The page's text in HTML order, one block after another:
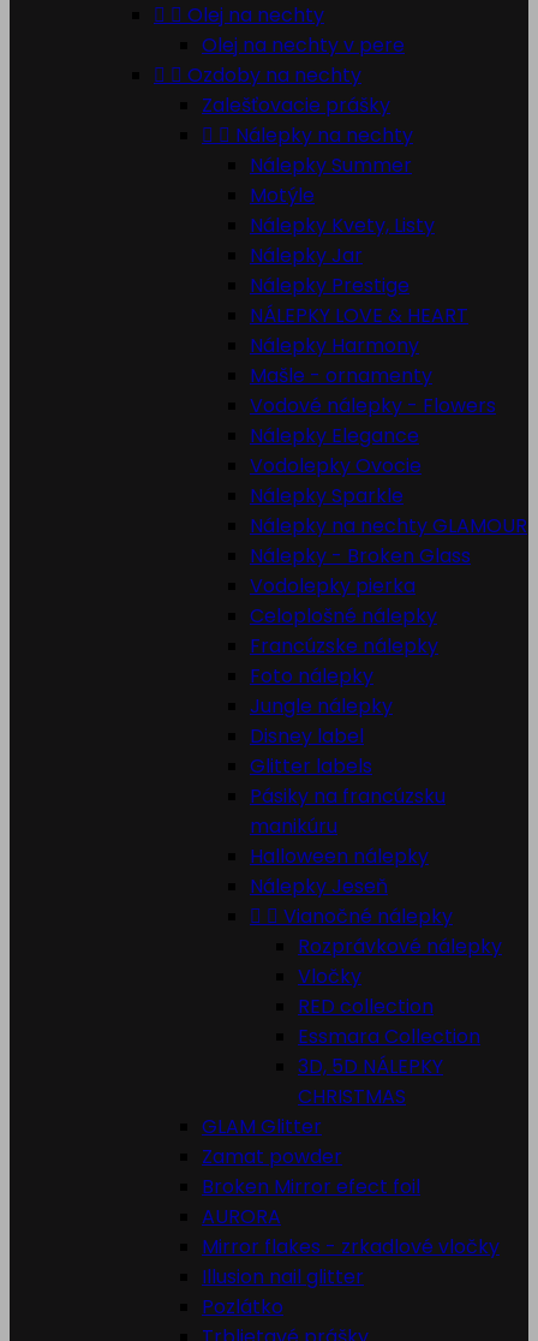
  Olej na nechty
Olej na nechty v pere
  Ozdoby na nechty
Zalešťovacie prášky
  Nálepky na nechty
Nálepky Summer
Motýle
Nálepky Kvety, Listy
Nálepky Jar
Nálepky Prestige
NÁLEPKY LOVE & HEART
Nálepky Harmony
Mašle - ornamenty
Vodové nálepky - Flowers
Nálepky Elegance
Vodolepky Ovocie
Nálepky Sparkle
Nálepky na nechty GLAMOUR
Nálepky - Broken Glass
Vodolepky pierka
Celoplošné nálepky
Francúzske nálepky
Foto nálepky
Jungle nálepky
Disney label
Glitter labels
Pásiky na francúzsku
manikúru
Halloween nálepky
Nálepky Jeseň
  Vianočné nálepky
Rozprávkové nálepky
Vločky
RED collection
Essmara Collection
3D, 5D NÁLEPKY
CHRISTMAS
GLAM Glitter
Zamat powder
Broken Mirror efect foil
AURORA
Mirror flakes - zrkadlové vločky
Illusion nail glitter
Pozlátko